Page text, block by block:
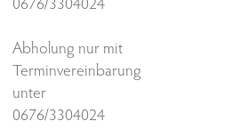
Abholung nur mit
Terminvereinbarung
unter
0676/3304024